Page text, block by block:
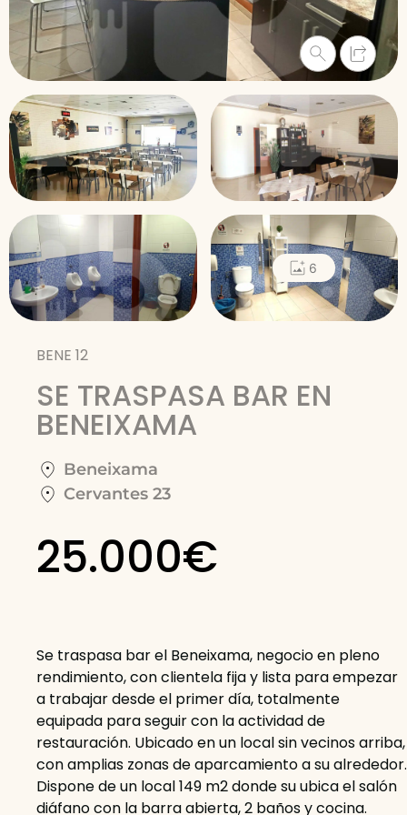
6
BENE 12
SE TRASPASA BAR EN
BENEIXAMA
Beneixama
Cervantes 23
25.000€
Se traspasa bar el Beneixama, negocio en pleno
rendimiento, con clientela fija y lista para empezar
a trabajar desde el primer día, totalmente
equipada para seguir con la actividad de
restauración. Ubicado en un local sin vecinos arriba,
con amplias zonas de aparcamiento a su alrededor.
Dispone de un local 149 m2 donde su ubica el salón
diáfano con la barra abierta, 2 baños y cocina.